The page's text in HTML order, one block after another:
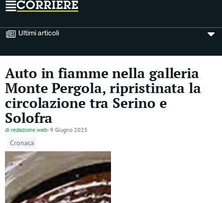
Ultimi articoli
Auto in fiamme nella galleria
Monte Pergola, ripristinata la
circolazione tra Serino e
Solofra
di redazione web-9 Giugno 2025
Cronaca